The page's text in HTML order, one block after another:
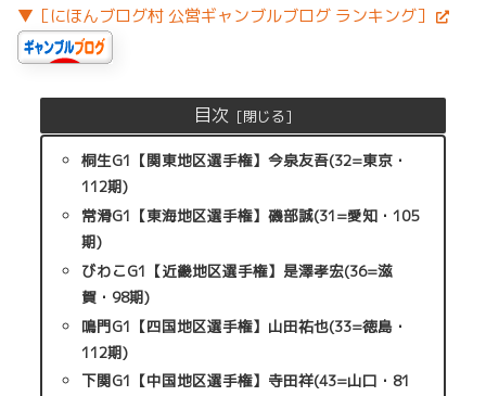
▼［にほんブログ村 公営ギャンブルブログ ランキング］
目次
桐生G1【関東地区選手権】今泉友吾(32=東京・
112期)
常滑G1【東海地区選手権】磯部誠(31=愛知・105
期)
びわこG1【近畿地区選手権】是澤孝宏(36=滋
賀・98期)
鳴門G1【四国地区選手権】山田祐也(33=徳島・
112期)
下関G1【中国地区選手権】寺田祥(43=山口・81